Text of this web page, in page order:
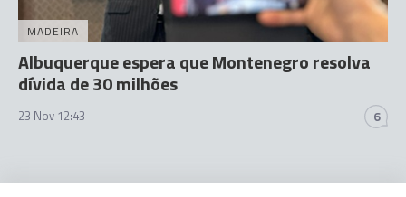
MADEIRA
Albuquerque espera que Montenegro resolva
dívida de 30 milhões
23 Nov 12:43 6